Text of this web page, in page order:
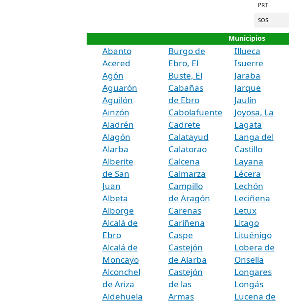
PRT
SOS
Municipios
Abanto
Acered
Agón
Aguarón
Aguilón
Ainzón
Aladrén
Alagón
Alarba
Alberite
de San
Juan
Albeta
Alborge
Alcalá de
Ebro
Alcalá de
Moncayo
Alconchel
de Ariza
Aldehuela
Burgo de
Ebro, El
Buste, El
Cabañas
de Ebro
Cabolafuente
Cadrete
Calatayud
Calatorao
Calcena
Calmarza
Campillo
de Aragón
Carenas
Cariñena
Caspe
Castejón
de Alarba
Castejón
de las
Armas
Illueca
Isuerre
Jaraba
Jarque
Jaulín
Joyosa, La
Lagata
Langa del
Castillo
Layana
Lécera
Lechón
Leciñena
Letux
Litago
Lituénigo
Lobera de
Onsella
Longares
Longás
Lucena de